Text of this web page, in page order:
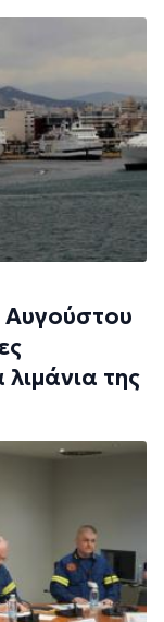
Αυγούστου
της